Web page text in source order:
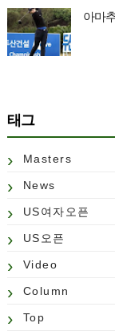
아마
태그
Masters
News
US여자오픈
US오픈
Video
Column
Top